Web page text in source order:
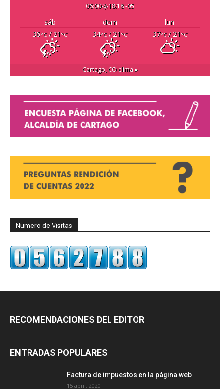
06:00 18:18 -05
sáb dom
lun
36°C/ 21 °C 34°C/ 21 °C 37°C/ 21 °C
Cartago, COclima ▸
Numero de Visitas
RECOMENDACIONES DEL EDITOR
ENTRADAS POPULARES
Factura de impuestos en la página web
15 abril, 2020